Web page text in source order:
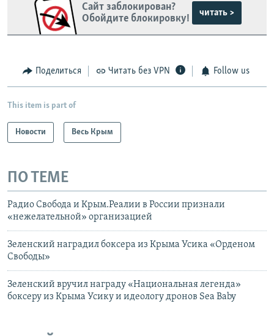
Сайт заблокирован?
Обойдите блокировку!
читать >
Поделиться Читать без VPN Follow us
This item is part of
Новости Весь Крым
ПО ТЕМЕ
Радио Свобода и Крым.Реалии в России признали
«нежелательной» организацией
Зеленский наградил боксера из Крыма Усика «Орденом
Свободы»
Зеленский вручил награду «Национальная легенда»
боксеру из Крыма Усику и идеологу дронов Sea Baby